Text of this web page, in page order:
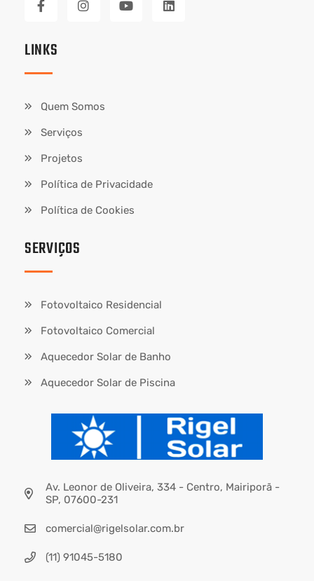
LINKS
Quem Somos
Serviços
Projetos
Política de Privacidade
Política de Cookies
SERVIÇOS
Fotovoltaico Residencial
Fotovoltaico Comercial
Aquecedor Solar de Banho
Aquecedor Solar de Piscina
Av. Leonor de Oliveira, 334 - Centro, Mairiporã -
SP, 07600-231
comercial@rigelsolar.com.br
(11) 91045-5180